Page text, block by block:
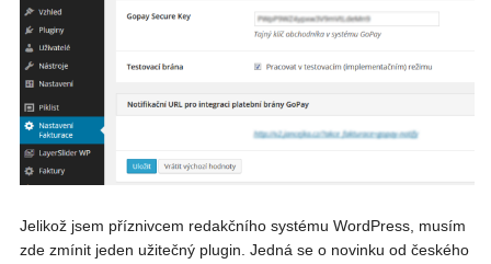
Jelikož jsem příznivcem redakčního systému WordPress, musím
zde zmínit jeden užitečný plugin. Jedná se o novinku od českého